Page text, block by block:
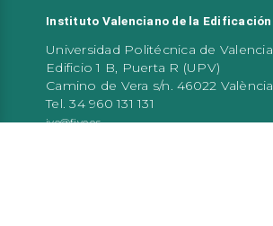
Instituto Valenciano de la Edificación
Universidad Politécnica de Valencia
Edificio 1 B, Puerta R (UPV)
Camino de Vera s/n. 46022 València
Tel. 34 960 131 131
ive@five.es